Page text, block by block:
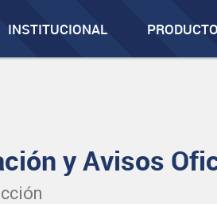
INSTITUCIONAL
y Avisos